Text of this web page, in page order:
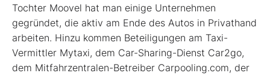
Tochter Moovel hat man einige Unternehmen
gegründet, die aktiv am Ende des Autos in Privathand
arbeiten. Hinzu kommen Beteiligungen am Taxi-
Vermittler Mytaxi, dem Car-Sharing-Dienst Car2go,
dem Mitfahrzentralen-Betreiber Carpooling.com, der